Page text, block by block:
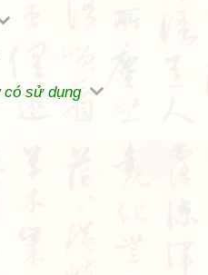
có sử dụng